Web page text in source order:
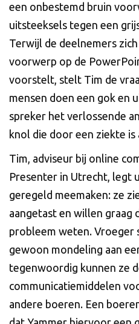
een onbestemd bruin
uitsteeksels tegen een
Terwijl de deelnemers
voorwerp op de
voorstelt, stelt Tim de
mensen doen een gok en
spreker het verlossende
knol die door een ziekte is
Tim, adviseur bij online
Presenter in Utrecht, legt
geregeld meemaken: ze
aangetast en willen graag
probleem weten. Vroeger
gewoon mondeling aan
tegenwoordig kunnen ze
communicatiemiddelen
andere boeren. Een